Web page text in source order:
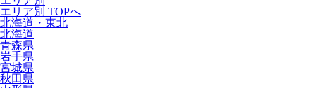
エリア別 TOPへ
北海道・東北
北海道
青森県
岩手県
宮城県
秋田県